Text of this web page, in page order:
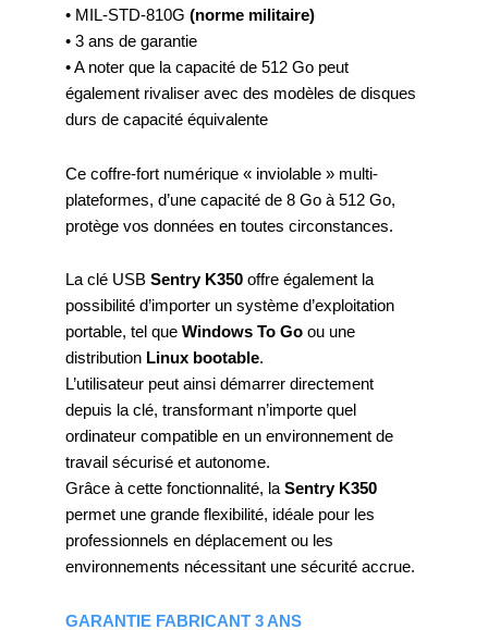
• MIL-STD-810G (norme militaire)
• 3 ans de garantie
• A noter que la capacité de 512 Go peut
également rivaliser avec des modèles de disques
durs de capacité équivalente
Ce coffre-fort numérique « inviolable » multi-
plateformes, d’une capacité de 8 Go à 512 Go,
protège vos données en toutes circonstances.
La clé USB Sentry K350 offre également la
possibilité d’importer un système d’exploitation
portable, tel que Windows To Go ou une
distribution Linux bootable.
L’utilisateur peut ainsi démarrer directement
depuis la clé, transformant n’importe quel
ordinateur compatible en un environnement de
travail sécurisé et autonome.
Grâce à cette fonctionnalité, laSentry K350
permet une grande flexibilité, idéale pour les
professionnels en déplacement ou les
environnements nécessitant une sécurité accrue.
GARANTIE FABRICANT 3 ANS